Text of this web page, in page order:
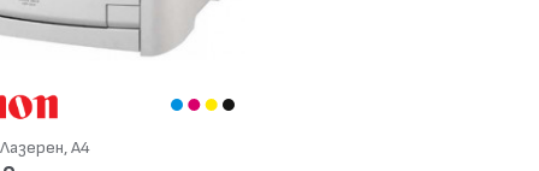
А4